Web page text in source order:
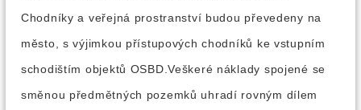
Chodníky a veřejná prostranství budou převedeny na
město, s výjimkou přístupových chodníků ke vstupním
schodištím objektů OSBD.Veškeré náklady spojené se
směnou předmětných pozemků uhradí rovným dílem